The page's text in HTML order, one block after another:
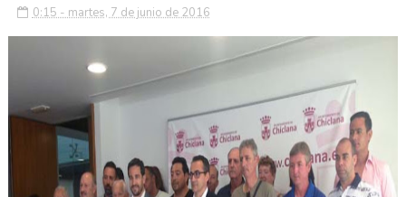
0:15 - martes, 7 de junio de 2016